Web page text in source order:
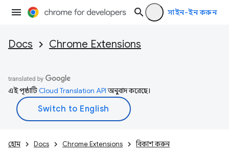
সাইন-ইন করুন
Docs Chrome Extensions
এই পৃষ্ঠাটিCloud Translation APIঅনুবাদ করেছে।
হোম Docs Chrome Extensions বিকাশ করুন